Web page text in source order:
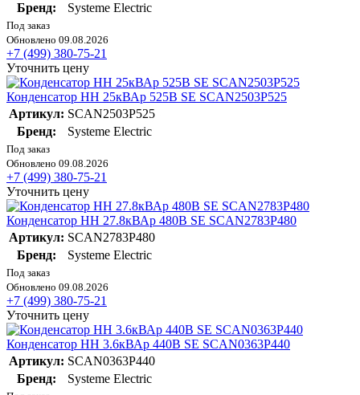
Бренд:
Systeme Electric
Под заказ
Обновлено 09.08.2026
+7 (499) 380-75-21
Уточнить цену
Конденсатор НН 25кВАр 525В SE SCAN2503P525
Артикул: SCAN2503P525
Бренд:
Systeme Electric
Под заказ
Обновлено 09.08.2026
+7 (499) 380-75-21
Уточнить цену
Конденсатор НН 27.8кВАр 480В SE SCAN2783P480
Артикул: SCAN2783P480
Бренд:
Systeme Electric
Под заказ
Обновлено 09.08.2026
+7 (499) 380-75-21
Уточнить цену
Конденсатор НН 3.6кВАр 440В SE SCAN0363P440
Артикул: SCAN0363P440
Бренд:
Systeme Electric